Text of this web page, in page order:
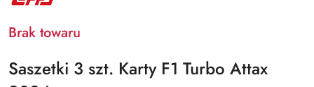
TOPPS
Brak towaru
Saszetki 3 szt. Karty F1 Turbo Attax